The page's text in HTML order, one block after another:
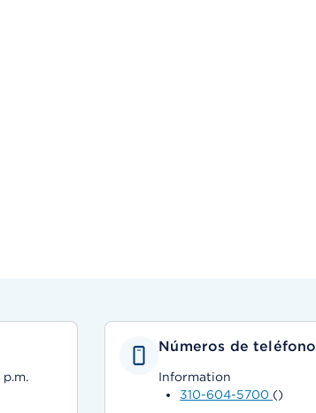
Números de teléfono
Information
310-604-5700 ()